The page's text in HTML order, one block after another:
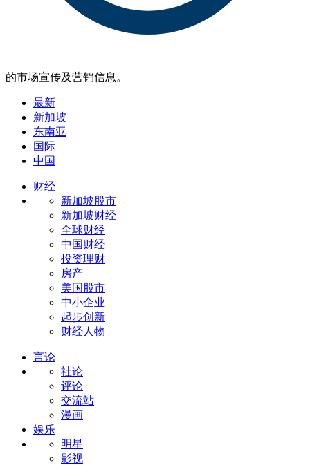
的市场宣传及营销信息。
最新
新加坡
东南亚
国际
中国
财经
新加坡股市
新加坡财经
全球财经
中国财经
投资理财
房产
美国股市
中小企业
起步创新
财经人物
言论
社论
评论
交流站
漫画
娱乐
明星
影视